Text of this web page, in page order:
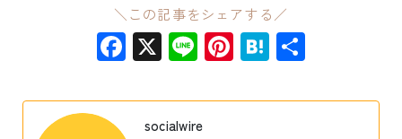
＼この記事をシェアする／
Facebook
X LinePinterest
Hatena
socialwire